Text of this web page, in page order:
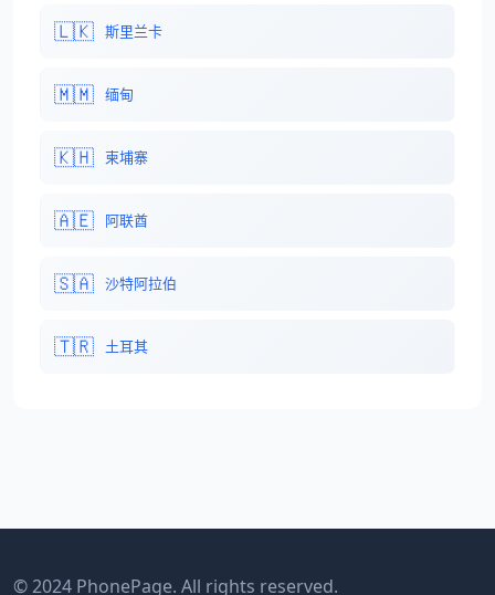
🇱🇰 斯里兰卡
🇲🇲 缅甸
🇰🇭 柬埔寨
🇦🇪 阿联酋
🇸🇦 沙特阿拉伯
🇹🇷 土耳其
© 2024 PhonePage. All rights reserved.